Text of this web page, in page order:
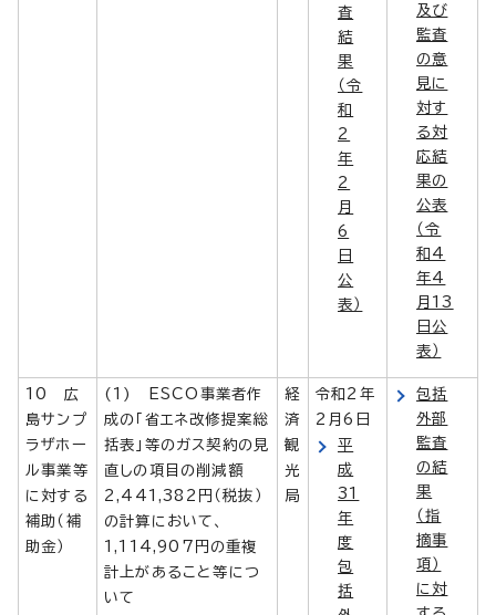
査
結
果
（令
和
2
年
2
月
6
日
公
表）
及び
監査
の意
見に
対す
る対
応結
果の
公表
（令
和4
年4
月13
日公
表）
10 広
島サンプ
ラザホー
ル事業等
に対する
補助（補
助金）
(1) ESCO事業者作
成の「省エネ改修提案総
括表」等のガス契約の見
直しの項目の削減額
2,441,382円（税抜）
の計算において、
1,114,907円の重複
計上があること等につ
いて
経
済
観
光
局
令和2年
2月6日
平
成
31
年
度
包
括
包括
外部
監査
の結
果
（指
摘事
項）
に対